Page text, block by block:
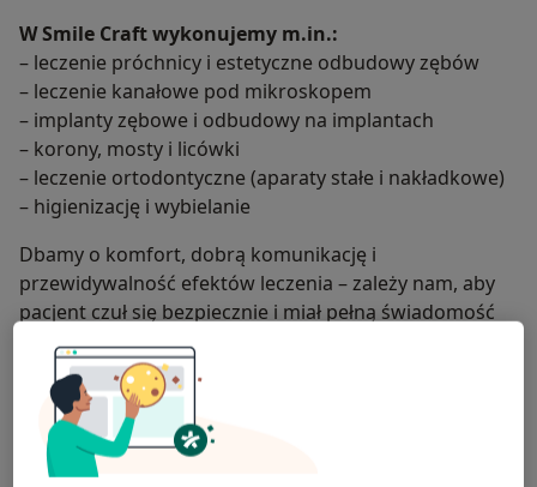
W Smile Craft wykonujemy m.in.:
– leczenie próchnicy i estetyczne odbudowy zębów
– leczenie kanałowe pod mikroskopem
– implanty zębowe i odbudowy na implantach
– korony, mosty i licówki
– leczenie ortodontyczne (aparaty stałe i nakładkowe)
– higienizację i wybielanie
Dbamy o komfort, dobrą komunikację i
przewidywalność efektów leczenia – zależy nam, aby
pacjent czuł się bezpiecznie i miał pełną świadomość
każdego etapu terapii.
Lokalizacja i dojazd
Klinika znajduje się na Powiślu w Warszawie, z
wygodnym dojazdem zarówno samochodem, jak i